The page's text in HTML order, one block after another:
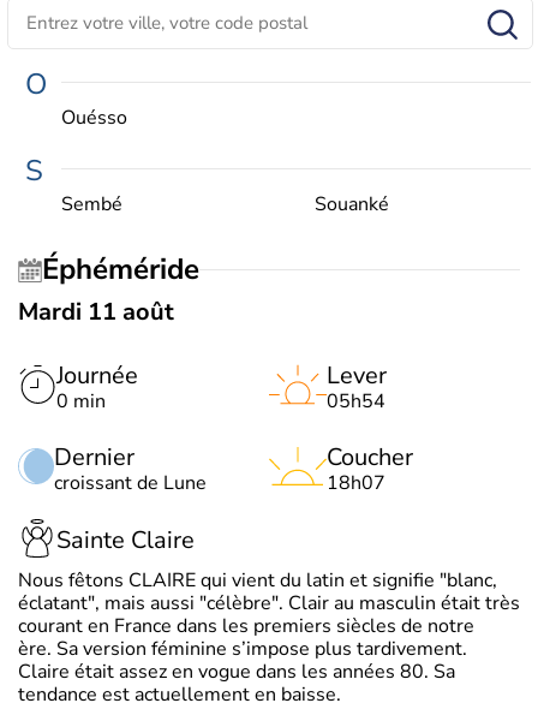
O
Ouésso
S
Sembé Souanké
Éphéméride
Mardi 11 août
Journée
0 min
Dernier
croissant de Lune
Lever
05h54
Coucher
18h07
Sainte Claire
Nous fêtons CLAIRE qui vient du latin et signifie "blanc,
éclatant", mais aussi "célèbre". Clair au masculin était très
courant en France dans les premiers siècles de notre
ère. Sa version féminine s’impose plus tardivement.
Claire était assez en vogue dans les années 80. Sa
tendance est actuellement en baisse.